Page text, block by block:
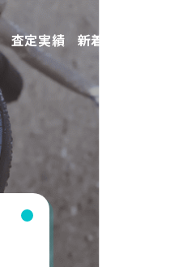
査定実績 新着情報